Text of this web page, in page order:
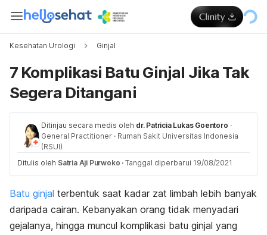
Kesehatan Urologi Ginjal
7 Komplikasi Batu Ginjal Jika Tak
Segera Ditangani
Ditinjau secara medis oleh dr. Patricia Lukas Goentoro ·
General Practitioner · Rumah Sakit Universitas Indonesia
(RSUI)
Ditulis oleh Satria Aji Purwoko · Tanggal diperbarui 19/08/2021
Batu ginjal terbentuk saat kadar zat limbah lebih banyak
daripada cairan. Kebanyakan orang tidak menyadari
gejalanya, hingga muncul komplikasi batu ginjal yang